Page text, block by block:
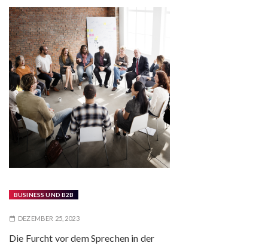
BUSINESS UND B2B
DEZEMBER 25, 2023
Die Furcht vor dem Sprechen in der